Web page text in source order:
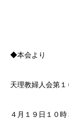
◆本会より
天理教婦人会第
４月１９日１０